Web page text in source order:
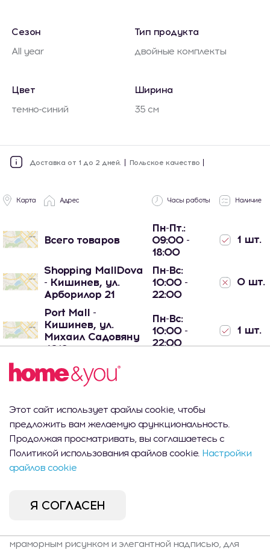
Сезон
All year
Тип продукта
двойные комплекты
Цвет
темно-синий
Ширина
35 см
Доставка от 1 до 2 дней. Польское качество
Карта Адрес Часы работы Наличие
Всего товаров
Пн-Пт.:
09:00 -
18:00
1 шт.
Shopping MallDova
- Кишинев, ул.
Арборилор 21
Пн-Вс:
10:00 -
22:00
0 шт.
Port Mall -
Кишинев, ул.
Михаил Садовяну
42/6
Пн-Вс:
10:00 -
22:00
1 шт.
Описание продукта
Корзина для белья Helmer — сочетание эстетики и
функциональности. Эта устойчивая корзина для
белья с максимальной нагрузкой 8 кг поможет вам
Её прочная крышка не позволит одежде высыпаться.
мраморным рисунком и элегантной надписью, для
Этот сайт использует файлы cookie, чтобы
предложить вам желаемую функциональность.
Продолжая просматривать, вы соглашаетесь с
Политикой использования файлов cookie. Настройки
файлов cookie
Я СОГЛАСЕН